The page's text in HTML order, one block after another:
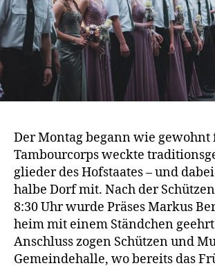
Der Mon­tag begann wie gewohnt
Tam­bour­corps weck­te
glie­der des Hof­staa­tes – und
hal­be Dorf mit. Nach der
8:30 Uhr wur­de Prä­ses Mar­kus
heim mit einem Ständ­chen
Anschluss zogen Schüt­zen und
Gemein­de­hal­le, wo bereits das